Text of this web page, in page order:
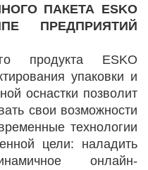
ПАКЕТА ESKO
ПРЕДПРИЯТИЙ
продукта ESKO
упаковки и
оснастки позволит
свои возможности
технологии
цели: наладить
онлайн-